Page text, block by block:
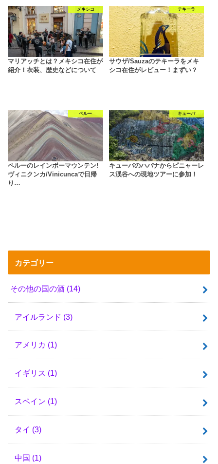
メキシコ
マリアッチとは？メキシコ在住が
紹介！衣装、歴史などについて
テキーラ
サウザ/Sauzaのテキーラをメキ
シコ在住がレビュー！まずい？
ペルー
ペルーのレインボーマウンテン!
ヴィニクンカ/Vinicuncaで日帰
り…
キューバ
キューバのハバナからピニャーレ
ス渓谷への現地ツアーに参加！
カテゴリー
その他の国の酒 (14)
アイルランド (3)
アメリカ (1)
イギリス (1)
スペイン (1)
タイ (3)
中国 (1)